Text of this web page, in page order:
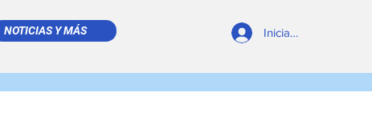
NOTICIAS Y MÁS Iniciar sesión